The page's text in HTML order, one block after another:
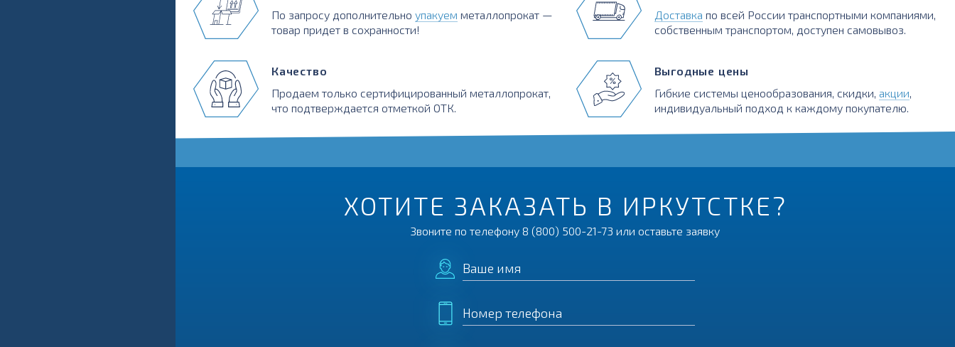
По запросу дополнительно упакуем металлопрокат —
товар придет в сохранности!
Качество
Продаем только сертифицированный металлопрокат,
что подтверждается отметкой ОТК.
Доставка по всей России транспортными компаниями,
собственным транспортом, доступен самовывоз.
Выгодные цены
Гибкие системы ценообразования, скидки, акции
индивидуальный подход к каждому покупателю.
ХОТИТЕ ЗАКАЗАТЬ В ИРКУТСТКЕ?
Звоните по телефону 8 (800) 500-21-73 или оставьте заявку
Ваше имя
Номер телефона